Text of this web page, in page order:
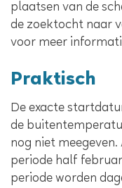
plaatsen van de
de zoektocht naar
voor meer
Praktisch
De exacte
de
nog niet
periode half
periode worden